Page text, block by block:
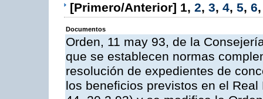
[Primero/Anterior] 1, 2, 3, 4, 5, 6
Documentos
Orden, 11 may 93, de la
que se establecen normas
resolución de expedientes de
los beneficios previstos en el